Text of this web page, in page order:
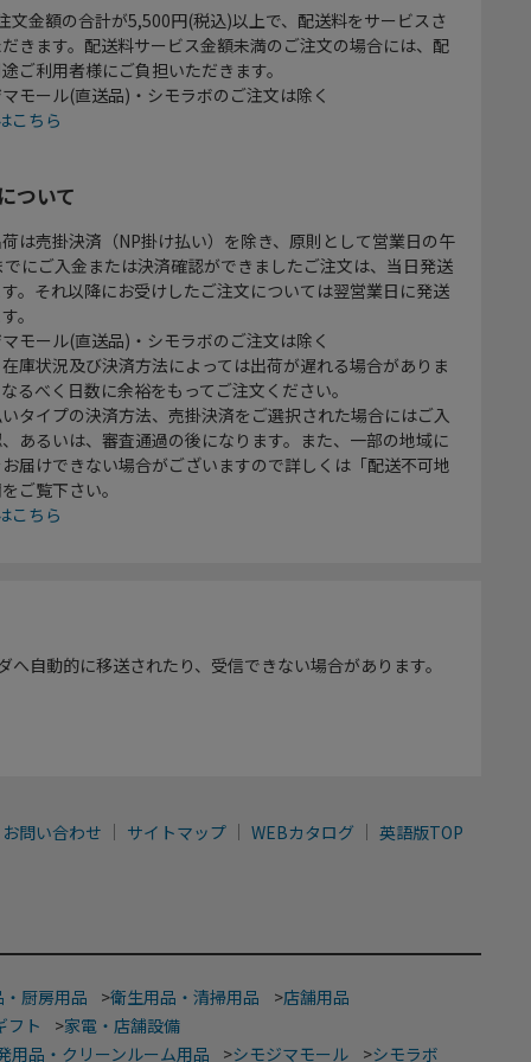
文金額の合計が5,500円(税込)以上で、配送料をサービスさ
きます。配送料サービス金額未満のご注文の場合には、配
ご利用者様にご負担いただきます。
モール(直送品)・シモラボのご注文は除く
こちら
ついて
は売掛決済（NP掛け払い）を除き、原則として営業日の午
にご入金または決済確認ができましたご注文は、当日発送
。それ以降にお受けしたご注文については翌営業日に発送
。
モール(直送品)・シモラボのご注文は除く
庫状況及び決済方法によっては出荷が遅れる場合がありま
るべく日数に余裕をもってご注文ください。
タイプの決済方法、売掛決済をご選択された場合にはご入
あるいは、審査通過の後になります。また、一部の地域に
届けできない場合がございますので詳しくは「配送不可地
ご覧下さい。
こちら
自動的に移送されたり、受信できない場合があります。
お問い合わせ サイトマップ WEBカタログ 英語版TOP
厨房用品 >衛生用品・清掃用品 >店舗用品
フト
>家電・店舗設備
用品・クリーンルーム用品
>シモジマモール >シモラボ